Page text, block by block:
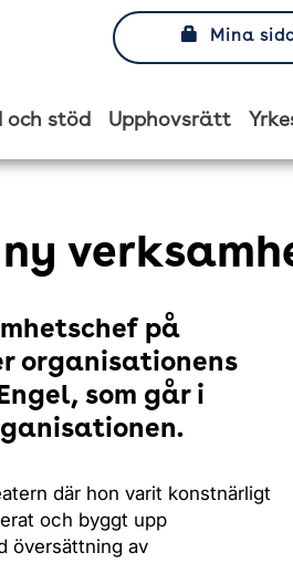
Mina
och stöd Upphovsrätt
på
organisationens
som går i
där hon varit konstnärligt
och byggt upp
översättning av